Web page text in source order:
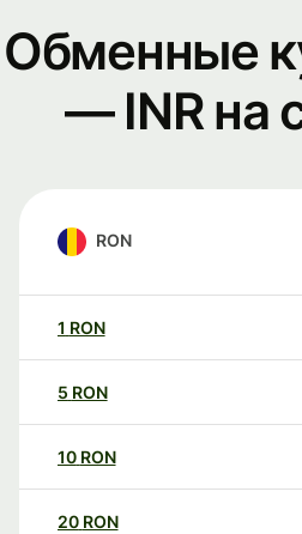
Обменные
— INR на
RON
1 RON
5 RON
10 RON
20 RON